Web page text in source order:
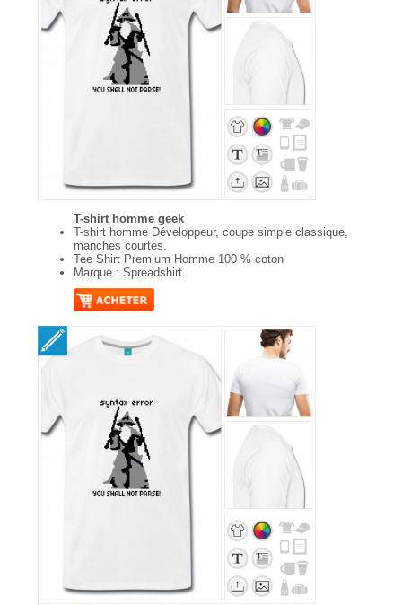
T-shirt homme geek
T-shirt homme Développeur, coupe simple classique,
manches courtes.
Tee Shirt Premium Homme 100 % coton
Marque : Spreadshirt